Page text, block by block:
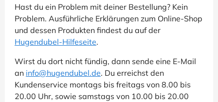
Hast du ein Problem mit deiner Bestellung? Kein
Problem. Ausführliche Erklärungen zum Online-Shop
und dessen Produkten findest du auf der
Hugendubel-Hilfeseite.
Wirst du dort nicht fündig, dann sende eine E-Mail
an info@hugendubel.de. Du erreichst den
Kundenservice montags bis freitags von 8.00 bis
20.00 Uhr, sowie samstags von 10.00 bis 20.00